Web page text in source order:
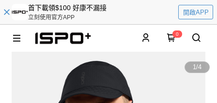
首下載領$100 好康不漏接
立刻使用官方APP
開啟APP
0
1/4